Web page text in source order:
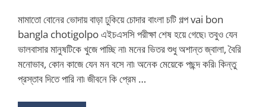
মামাতো বোনের ভোদায় বাড়া ঢুকিয়ে চোদার বাংলা চটি গল্প vai bon
bangla chotigolpo এইচএসসি পরীক্ষা শেষ হয়ে গেছে৷ তবুও যেন
ভালবাসার মানুষটিকে খুজে পাচ্ছি না৷ মনের ভিতর শুধু অশান্ত জ্বালা, বৈরি
মনোভাব, কোন কাজে যেন মন বসে না৷ অনেক মেয়েকে পছন্দ করি৷ কিন্তু
প্রস্তাব দিতে পারি না৷ জীবনে কি প্রেম …